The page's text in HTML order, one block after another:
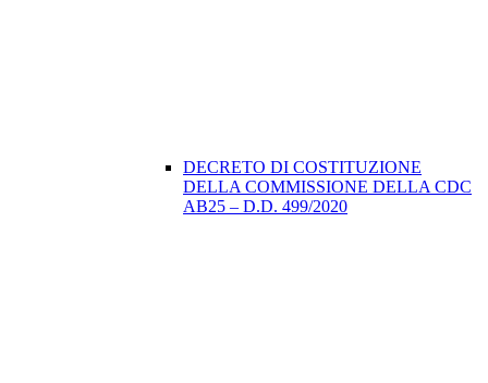
DECRETO DI COSTITUZIONE
DELLA COMMISSIONE DELLA CDC
AB25 – D.D. 499/2020